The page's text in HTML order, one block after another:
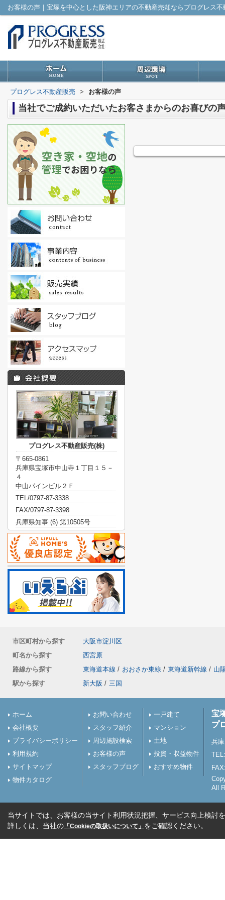
お客様の声｜宝塚を中心とした阪神エリアの不動産売却ならプログレス不
プログレス不動産販売 > お客様の声
当社でご成約いただいたお客さまからのお喜びの
プログレス不動産販売(株)
〒665-0861
兵庫県宝塚市中山寺１丁目１５－
４
中山パインビル２Ｆ
TEL/0797-87-3338
FAX/0797-87-3398
兵庫県知事 (6) 第10505号
市区町村から探す
大阪市淀川区
町名から探す
西宮原
路線から探す
東海道本線 / おおさか東線 / 東海道新幹線 / 山
駅から探す
新大阪 / 三国
ホーム
会社概要
プライバシーポリシー
利用規約
サイトマップ
物件カタログ
お問い合わせ
スタッフ紹介
周辺施設検索
お客様の声
スタッフブログ
一戸建て
マンション
土地
投資・収益物件
おすすめ物件
宝
プ
兵
All
当サイトでは、お客様の当サイト利用状況把握、サービス向上検討
詳しくは、当社の 「Cookieの取扱いについて」 をご確認ください。